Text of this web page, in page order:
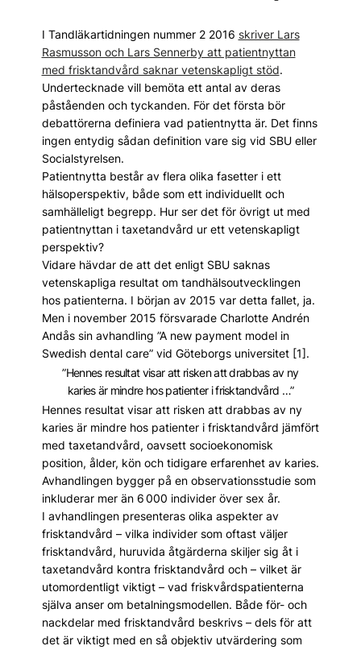
I Tandläkartidningen nummer 2 2016 skriver Lars
Rasmusson och Lars Sennerby att patientnyttan
med frisktandvård saknar vetenskapligt stöd.
Undertecknade vill bemöta ett antal av deras
påståenden och tyckanden. För det första bör
debattörerna definiera vad patientnytta är. Det finns
ingen entydig sådan definition vare sig vid SBU eller
Socialstyrelsen.
Patientnytta består av flera olika fasetter i ett
hälsoperspektiv, både som ett individuellt och
samhälleligt begrepp. Hur ser det för övrigt ut med
patientnyttan i taxetandvård ur ett vetenskapligt
perspektiv?
Vidare hävdar de att det enligt SBU saknas
vetenskapliga resultat om tandhälsoutvecklingen
hos patienterna. I början av 2015 var detta fallet, ja.
Men i november 2015 försvarade Charlotte Andrén
Andås sin avhandling ”A new payment model in
Swedish dental care” vid Göteborgs universitet [1].
”Hennes resultat visar att risken att drabbas av ny
karies är mindre hos patienter i frisktandvård …”
Hennes resultat visar att risken att drabbas av ny
karies är mindre hos patienter i frisktandvård jämfört
med taxe­tandvård, oavsett socioekonomisk
position, ålder, kön och tidigare erfarenhet av karies.
Avhandlingen bygger på en observationsstudie som
inkluderar mer än 6 000 individer över sex år.
I avhandlingen presenteras olika aspekter av
frisktandvård – vilka individer som oftast väljer
frisktandvård, huruvida åtgärderna skiljer sig åt i
taxetandvård kontra frisktandvård och – vilket är
utomordentligt viktigt – vad friskvårdspatienterna
själva anser om betalningsmodellen. Både för- och
nackdelar med frisktandvård beskrivs – dels för att
det är viktigt med en så objektiv utvärdering som